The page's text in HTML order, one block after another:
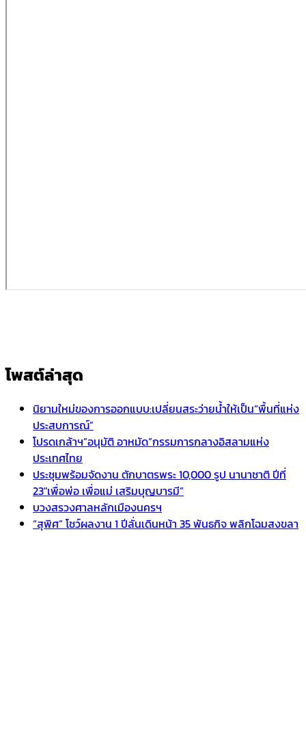
โพสต์ล่าสุด
นิยามใหม่ของการออกแบบ:เปลี่ยนสระว่ายน้ำให้เป็น“พื้นที่แห่ง
ประสบการณ์”
โปรดเกล้าฯ”อนุมัติ อาหมัด”กรรมการกลางอิสลามแห่ง
ประเทศไทย
ประชุมพร้อมจัดงาน ตักบาตรพระ 10,000 รูป นานาชาติ ปีที่
23″เพื่อพ่อ เพื่อแม่ เสริมบุญบารมี”
บวงสรวงศาลหลักเมืองนครฯ
“สุพิศ” โชว์ผลงาน 1 ปีลั่นเดินหน้า 35 พันธกิจ พลิกโฉมสงขลา